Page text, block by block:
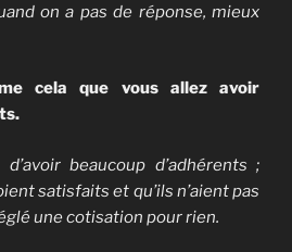
on a pas de réponse, mieux
cela que vous allez avoir
beaucoup d’adhérents ;
satisfaits et qu’ils n’aient pas
une cotisation pour rien.